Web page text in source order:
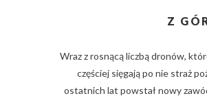
Z
Wraz z rosnącą liczbą dronów,
częściej sięgają po nie straż
ostatnich lat powstał nowy